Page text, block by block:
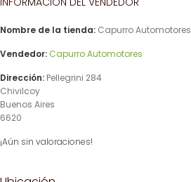
Nombre de la tienda: Capurro Automotores
Vendedor:Capurro Automotores
Dirección: Pellegrini 284
Chivilcoy
Buenos Aires
6620
¡Aún sin valoraciones!